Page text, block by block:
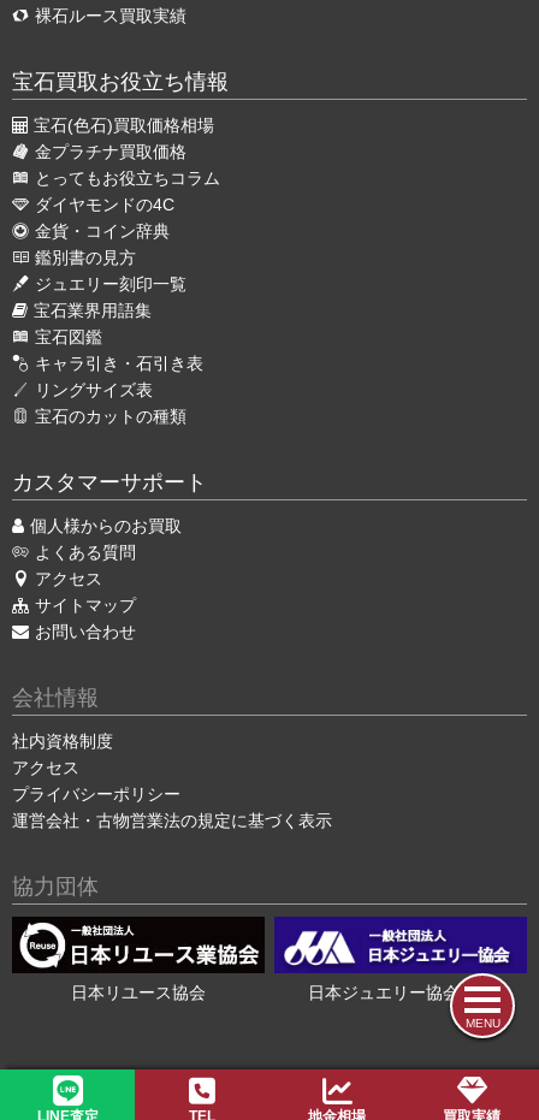
MENU
LINE査定 TEL 地金相場 買取実績
裸石ルース買取実績
宝石買取お役立ち情報
宝石(色石)買取価格相場
金プラチナ買取価格
とってもお役立ちコラム
ダイヤモンドの4C
金貨・コイン辞典
鑑別書の見方
ジュエリー刻印一覧
宝石業界用語集
宝石図鑑
キャラ引き・石引き表
リングサイズ表
宝石のカットの種類
カスタマーサポート
個人様からのお買取
よくある質問
アクセス
サイトマップ
お問い合わせ
会社情報
社内資格制度
アクセス
プライバシーポリシー
運営会社・古物営業法の規定に基づく表示
協力団体
日本リユース協会 日本ジュエリー協会会員
2015-2026 © 色石・宝石買取の色石BANK